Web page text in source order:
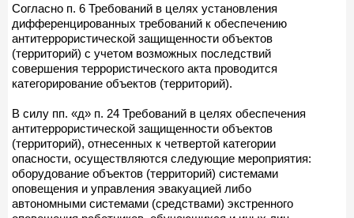
Согласно п. 6 Требований в целях установления
дифференцированных требований к обеспечению
антитеррористической защищенности объектов
(территорий) с учетом возможных последствий
совершения террористического акта проводится
категорирование объектов (территорий).
В силу пп. «д» п. 24 Требований в целях обеспечения
антитеррористической защищенности объектов
(территорий), отнесенных к четвертой категории
опасности, осуществляются следующие мероприятия:
оборудование объектов (территорий) системами
оповещения и управления эвакуацией либо
автономными системами (средствами) экстренного